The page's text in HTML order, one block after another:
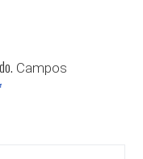
Campos